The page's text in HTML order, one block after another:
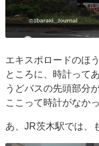
エキスポロードのほ
ところに、時計って
うどバスの先頭部分
ここって時計がなか
あ、JR茨木駅では、